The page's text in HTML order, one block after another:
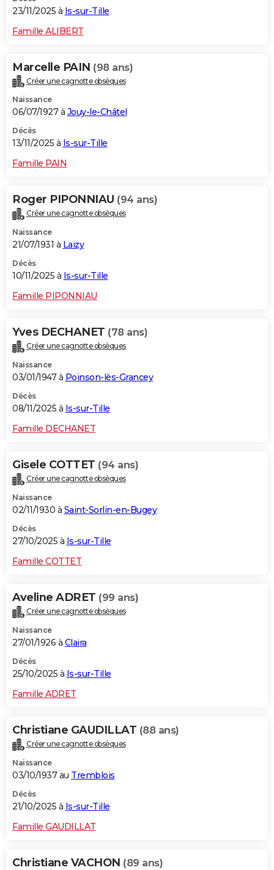
23/11/2025 à Is-sur-Tille
Famille ALIBERT
Marcelle PAIN (98 ans)
Créer une cagnotte obsèques
Naissance
06/07/1927 à Jouy-le-Châtel
Décès
13/11/2025 à Is-sur-Tille
Famille PAIN
Roger PIPONNIAU (94 ans)
Créer une cagnotte obsèques
Naissance
21/07/1931 à Laizy
Décès
10/11/2025 à Is-sur-Tille
Famille PIPONNIAU
Yves DECHANET (78 ans)
Créer une cagnotte obsèques
Naissance
03/01/1947 à Poinson-lès-Grancey
Décès
08/11/2025 à Is-sur-Tille
Famille DECHANET
Gisele COTTET (94 ans)
Créer une cagnotte obsèques
Naissance
02/11/1930 à Saint-Sorlin-en-Bugey
Décès
27/10/2025 à Is-sur-Tille
Famille COTTET
Aveline ADRET (99 ans)
Créer une cagnotte obsèques
Naissance
27/01/1926 à Claira
Décès
25/10/2025 à Is-sur-Tille
Famille ADRET
Christiane GAUDILLAT (88 ans)
Créer une cagnotte obsèques
Naissance
03/10/1937 au Tremblois
Décès
21/10/2025 à Is-sur-Tille
Famille GAUDILLAT
Christiane VACHON (89 ans)